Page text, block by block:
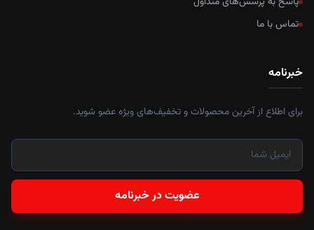
تماس با ما
خبرنامه
برای اطلاع از آخرین محصولات و تخفیف‌های ویژه عضو شوید.
عضویت در خبرنامه